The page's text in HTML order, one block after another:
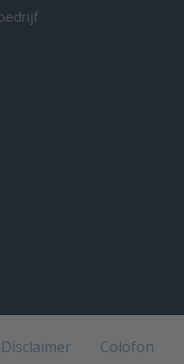
Disclaimer
Colofon